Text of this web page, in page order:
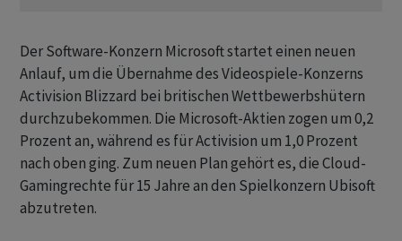
Der Software-Konzern Microsoft startet einen neuen
Anlauf, um die Übernahme des Videospiele-Konzerns
Activision Blizzard bei britischen Wettbewerbshütern
durchzubekommen. Die Microsoft-Aktien zogen um 0,2
Prozent an, während es für Activision um 1,0 Prozent
nach oben ging. Zum neuen Plan gehört es, die Cloud-
Gamingrechte für 15 Jahre an den Spielkonzern Ubisoft
abzutreten.